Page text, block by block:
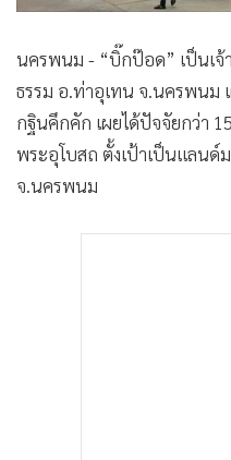
• จีน
ชุมชน-คุณภาพชีวิต
อาชญากรรม
• Motoring
• เกม
• วิทยาศาสตร์
นครพนม - “บิ๊กป๊อด” เป็นเ
ธรรม อ.ท่าอุเทน จ.นครพนม
กฐินคึกคัก เผยได้ปัจจัยกว่า
พระอุโบสถ ตั้งเป้าเป็นแลนด์
จ.นครพนม